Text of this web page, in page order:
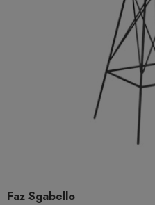
Faz Sgabello